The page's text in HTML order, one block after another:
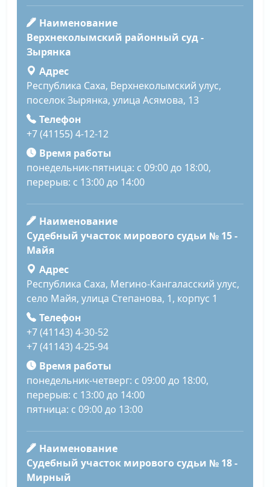
Наименование
Верхнеколымский районный суд -
Зырянка
Адрес
Республика Саха, Верхнеколымский улус,
поселок Зырянка, улица Асямова, 13
Телефон
+7 (41155) 4-12-12
Время работы
понедельник-пятница: с 09:00 до 18:00,
перерыв: с 13:00 до 14:00
Наименование
Судебный участок мирового судьи № 15 -
Майя
Адрес
Республика Саха, Мегино-Кангаласский улус,
село Майя, улица Степанова, 1, корпус 1
Телефон
+7 (41143) 4-30-52
+7 (41143) 4-25-94
Время работы
понедельник-четверг: с 09:00 до 18:00,
перерыв: с 13:00 до 14:00
пятница: с 09:00 до 13:00
Наименование
Судебный участок мирового судьи № 18 -
Мирный